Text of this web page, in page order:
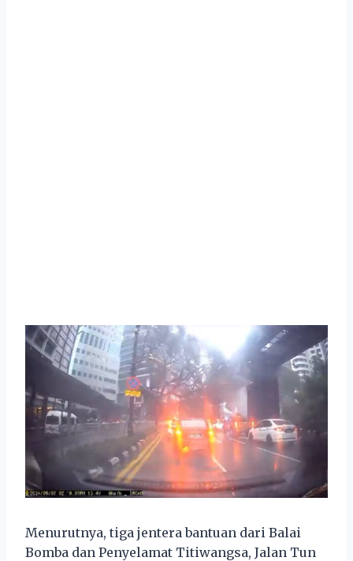
Menurutnya, tiga jentera bantuan dari Balai
Bomba dan Penyelamat Titiwangsa, Jalan Tun